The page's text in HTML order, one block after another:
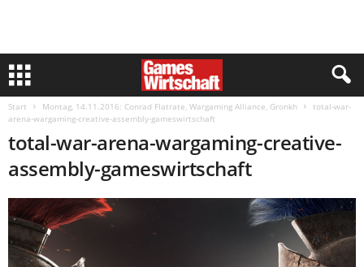
Start Montag, 14.11.2016: Conrad Flatrate, Wargaming Alliance, Gronkh
total-war-
arena-wargaming-creative-assembly-gameswirtschaft
total-war-arena-wargaming-creative-
assembly-gameswirtschaft